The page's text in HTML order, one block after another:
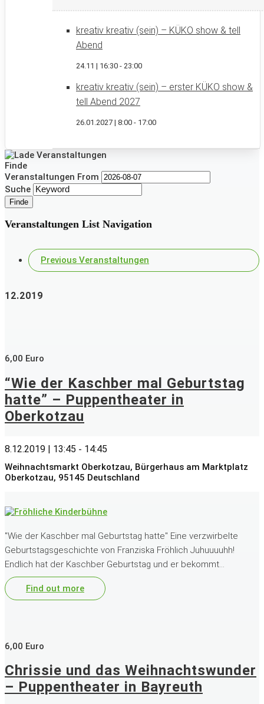
kreativ kreativ (sein) – KÜKO show & tell
Abend
24.11 | 16:30 - 23:00
kreativ kreativ (sein) – erster KÜKO show &
tell Abend 2027
26.01.2027 | 8:00 - 17:00
Finde
Veranstaltungen From
Suche
Veranstaltungen List Navigation
Previous Veranstaltungen
12.2019
6,00 Euro
“Wie der Kaschber mal Geburtstag
hatte” – Puppentheater in
Oberkotzau
8.12.2019 | 13:45 - 14:45
Weihnachtsmarkt Oberkotzau, Bürgerhaus am Marktplatz
Oberkotzau, 95145 Deutschland
"Wie der Kaschber mal Geburtstag hatte" Eine verzwirbelte
Geburtstagsgeschichte von Franziska Fröhlich Juhuuuuhh!
Endlich hat der Kaschber Geburtstag und er bekommt…
Find out more
6,00 Euro
Chrissie und das Weihnachtswunder
– Puppentheater in Bayreuth